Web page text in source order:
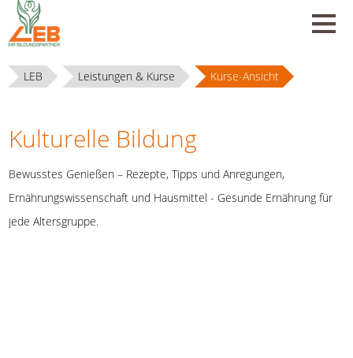
LEB Leistungen & Kurse Kurse-Ansicht
Kulturelle Bildung
Bewusstes Genießen – Rezepte, Tipps und Anregungen,
Ernährungswissenschaft und Hausmittel - Gesunde Ernährung für
jede Altersgruppe.